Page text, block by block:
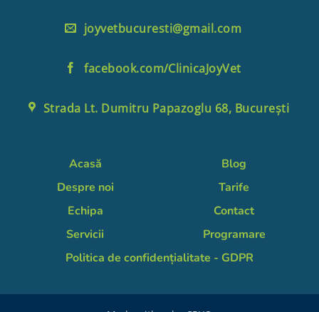
joyvetbucuresti@gmail.com
facebook.com/ClinicaJoyVet
Strada Lt. Dumitru Papazoglu 68, București
Acasă
Despre noi
Echipa
Servicii
Blog
Tarife
Contact
Programare
Politica de confidențialitate - GDPR